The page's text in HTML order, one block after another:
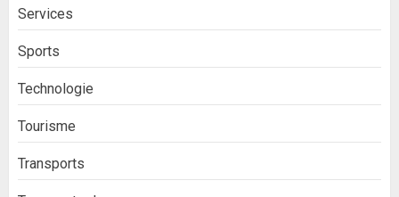
Services
Sports
Technologie
Tourisme
Transports